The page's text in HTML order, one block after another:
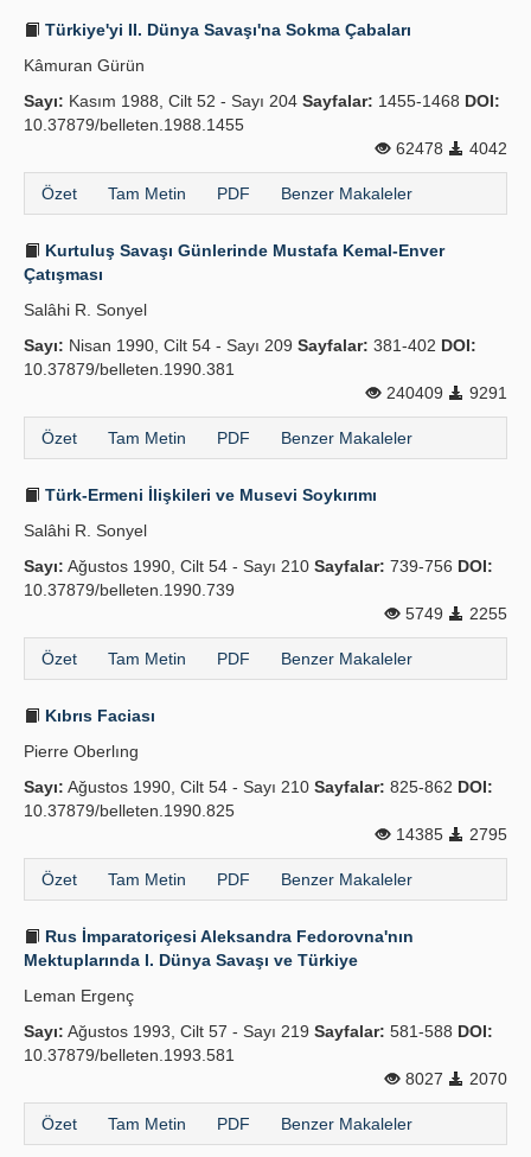
Türkiye'yi II. Dünya Savaşı'na Sokma Çabaları
Kâmuran Gürün
Sayı: Kasım 1988, Cilt 52 - Sayı 204 Sayfalar: 1455-1468 DOI:
10.37879/belleten.1988.1455
62478
4042
Özet Tam Metin PDF Benzer Makaleler
Kurtuluş Savaşı Günlerinde Mustafa Kemal-Enver
Çatışması
Salâhi R. Sonyel
Sayı: Nisan 1990, Cilt 54 - Sayı 209 Sayfalar: 381-402 DOI:
10.37879/belleten.1990.381
240409
9291
Özet Tam Metin PDF Benzer Makaleler
Türk-Ermeni İlişkileri ve Musevi Soykırımı
Salâhi R. Sonyel
Sayı: Ağustos 1990, Cilt 54 - Sayı 210 Sayfalar: 739-756 DOI:
10.37879/belleten.1990.739
5749
2255
Özet Tam Metin PDF Benzer Makaleler
Kıbrıs Faciası
Pierre Oberlıng
Sayı: Ağustos 1990, Cilt 54 - Sayı 210 Sayfalar: 825-862 DOI:
10.37879/belleten.1990.825
14385
2795
Özet Tam Metin PDF Benzer Makaleler
Rus İmparatoriçesi Aleksandra Fedorovna'nın
Mektuplarında I. Dünya Savaşı ve Türkiye
Leman Ergenç
Sayı: Ağustos 1993, Cilt 57 - Sayı 219 Sayfalar: 581-588 DOI:
10.37879/belleten.1993.581
8027
2070
Özet Tam Metin PDF Benzer Makaleler